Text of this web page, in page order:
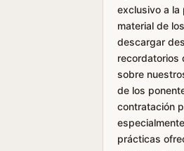
exclusivo a la
material de
descargar
recordatorios
sobre
de los
contratación
prácticas